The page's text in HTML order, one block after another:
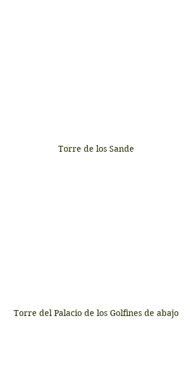
Torre de los Sande
Torre del Palacio de los Golfines de abajo